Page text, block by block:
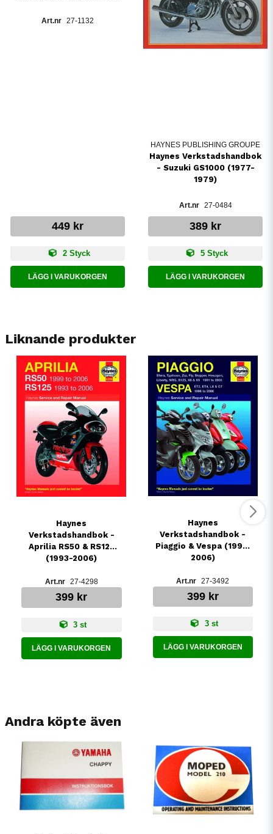
27-1132
449 kr
2 Styck
LÄGG I VARUKORGEN
HAYNES PUBLISHING GROUPE
Haynes Verkstadshandbok
- Suzuki GS1000 (1977-
1979)
27-0484
389 kr
5 Styck
LÄGG I VARUKORGEN
Liknande produkter
Haynes
Verkstadshandbok -
Aprilia RS50 & RS125
(1993-2006)
27-4298
399 kr
3 st
LÄGG I VARUKORGEN
Haynes
Verkstadshandbok -
Piaggio & Vespa (1991-
2006)
27-3492
399 kr
3 st
LÄGG I VARUKORGEN
Andra köpte även